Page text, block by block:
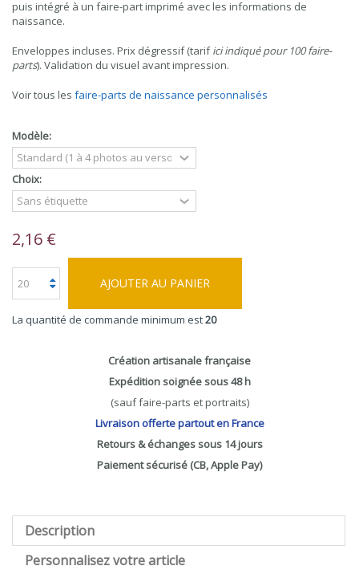
puis intégré à un faire-part imprimé avec les informations de
naissance.
Enveloppes incluses. Prix dégressif (tarifici indiqué pour 100 faire-
parts). Validation du visuel avant impression.
Voir tous les faire-parts de naissance personnalisés
Modèle:
Choix:
2,16 €
AJOUTER AU PANIER
La quantité de commande minimum est20
Création artisanale française
Expédition soignée sous 48 h
(sauf faire-parts et portraits)
Livraison offerte partout en France
Retours & échanges sous 14 jours
Paiement sécurisé (CB, Apple Pay)
Description
Personnalisez votre article